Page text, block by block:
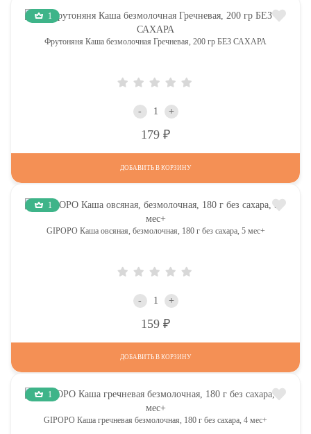
1
Фрутоняня Каша безмолочная Гречневая, 200 гр БЕЗ САХАРА
- +
179
ДОБАВИТЬ В КОРЗИНУ
1
GIPOPO Каша овсяная, безмолочная, 180 г без сахара, 5 мес+
- +
159
ДОБАВИТЬ В КОРЗИНУ
1
GIPOPO Каша гречневая безмолочная, 180 г без сахара, 4 мес+